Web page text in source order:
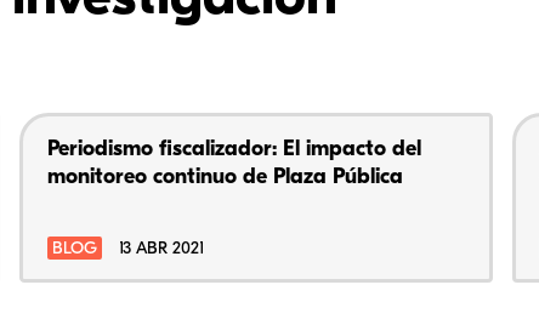
Periodismo fiscalizador: El impacto del
monitoreo continuo de Plaza Pública
BLOG 13 ABR 2021